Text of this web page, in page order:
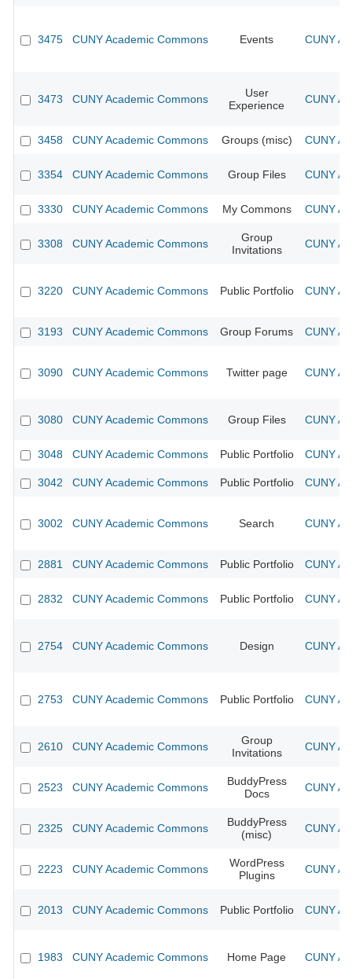
3475 CUNY Academic Commons Events CUNY
3473 CUNY Academic Commons
User
Experience
CUNY
3458 CUNY Academic Commons Groups (misc) CUNY
3354 CUNY Academic Commons Group Files CUNY
3330 CUNY Academic Commons My Commons CUNY
3308 CUNY Academic Commons
Group
Invitations
CUNY
3220 CUNY Academic Commons Public Portfolio CUNY
3193 CUNY Academic Commons Group Forums CUNY
3090 CUNY Academic Commons Twitter page CUNY
3080 CUNY Academic Commons Group Files CUNY
3048 CUNY Academic Commons Public Portfolio CUNY
3042 CUNY Academic Commons Public Portfolio CUNY
3002 CUNY Academic Commons Search CUNY
2881 CUNY Academic Commons Public Portfolio CUNY
2832 CUNY Academic Commons Public Portfolio CUNY
2754 CUNY Academic Commons Design CUNY
2753 CUNY Academic Commons Public Portfolio CUNY
2610 CUNY Academic Commons
Group
Invitations
CUNY
2523 CUNY Academic Commons
BuddyPress
Docs
CUNY
2325 CUNY Academic Commons
BuddyPress
(misc)
CUNY
2223 CUNY Academic Commons
WordPress
Plugins
CUNY
2013 CUNY Academic Commons Public Portfolio CUNY
1983 CUNY Academic Commons Home Page CUNY